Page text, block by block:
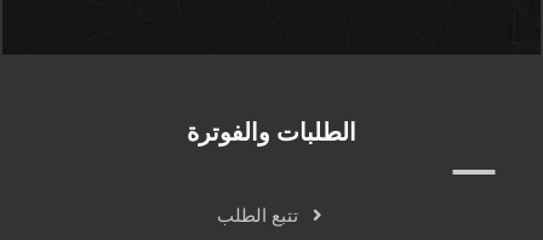
الطلبات والفوترة
تتبع الطلب